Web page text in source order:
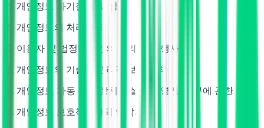
개인정보 파기절차 및 방법
개인정보의 처리 위탁
이용자 및 법정대리인의 권리와 그 행사방법
개인정보의 기술적/관리적 보호 대책
개인정보 자동 수집 장치의 설치/운영 및 거부에 관한 사항
개인정보 보호책임자의 연락처